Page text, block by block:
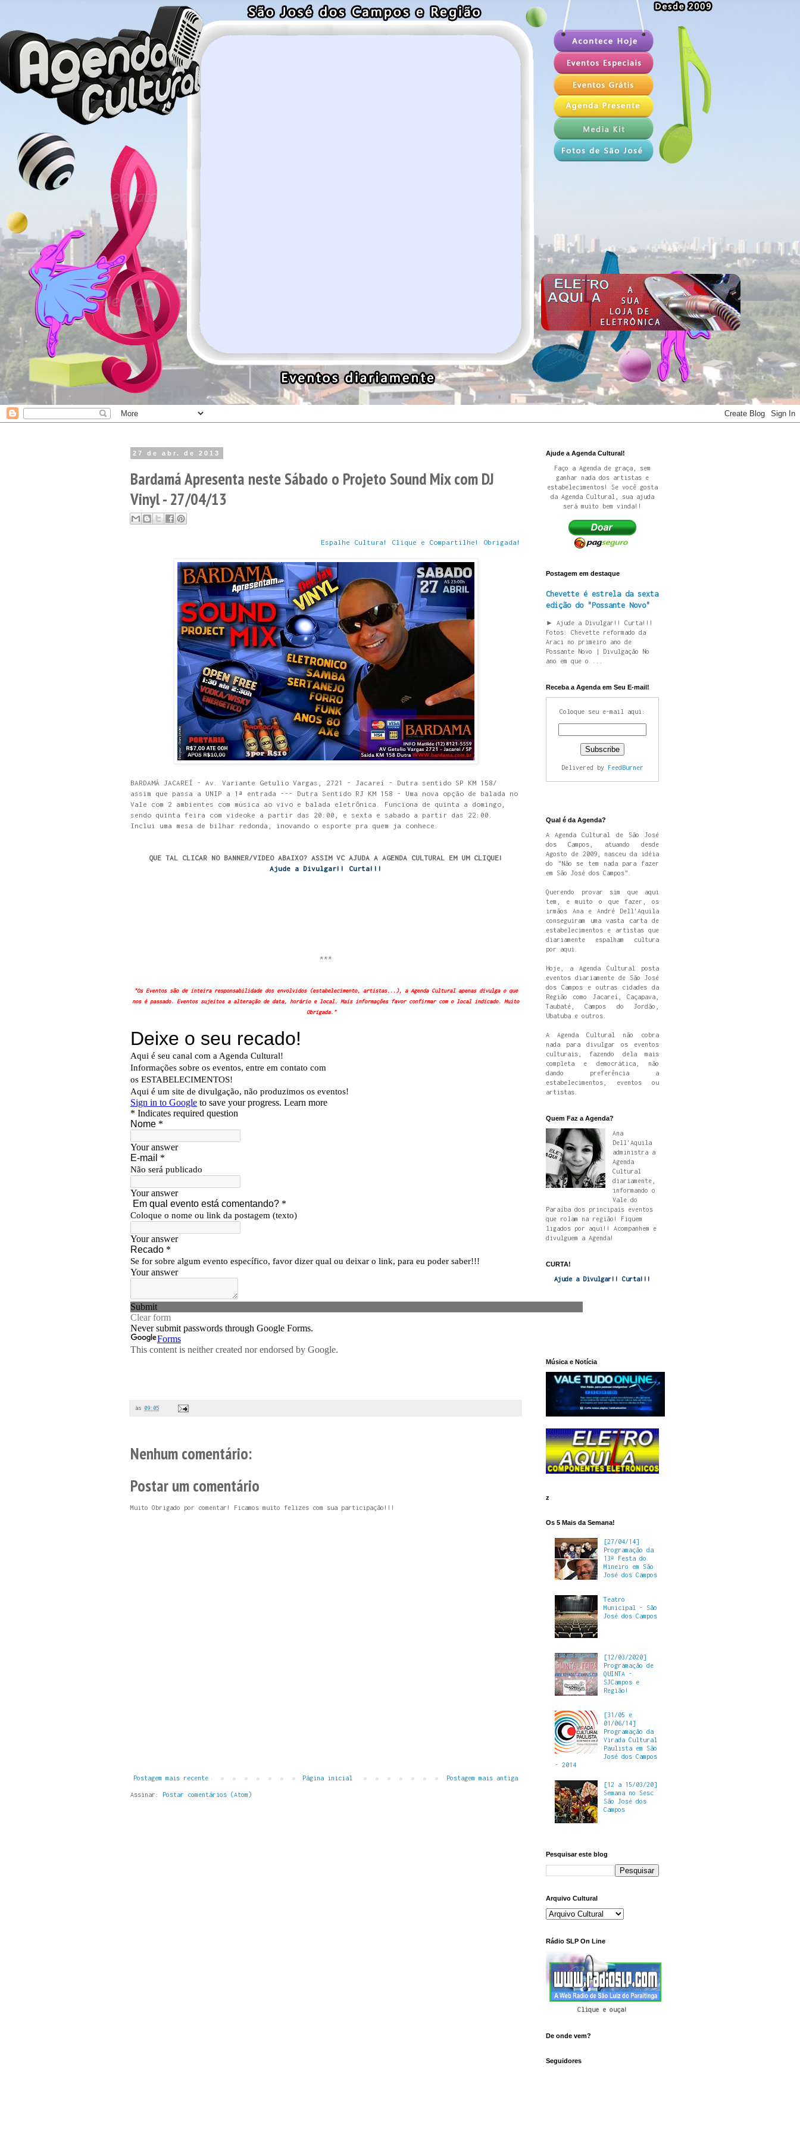
27 de abr. de 2013
Bardamá Apresenta neste Sábado o Projeto Sound Mix com DJ
Vinyl - 27/04/13
Espalhe Cultura! Clique e Compartilhe! Obrigada!
BARDAMÁ JACAREÍ - Av. Variante Getulio Vargas, 2721 - Jacareí - Dutra sentido SP KM 158/
assim que passa a UNIP a 1ª entrada --- Dutra Sentido RJ KM 158 - Uma nova opção de balada no
Vale com 2 ambientes com música ao vivo e balada eletrônica. Funciona de quinta a domingo,
sendo quinta feira com videoke a partir das 20:00, e sexta e sabado a partir das 22:00.
Inclui uma mesa de bilhar redonda, inovando o esporte pra quem ja conhece.
QUE TAL CLICAR NO BANNER/VIDEO ABAIXO? ASSIM VC AJUDA A AGENDA CULTURAL EM UM CLIQUE!
Ajude a Divulgar!! Curta!!!
***
"Os Eventos são de inteira responsabilidade dos envolvidos (estabelecimento, artistas...), a Agenda Cultural apenas divulga o que
nos é passado. Eventos sujeitos a alteração de data, horário e local. Mais informações favor confirmar com o local indicado. Muito
Obrigada."
às 09:05
Nenhum comentário:
Postar um comentário
Muito Obrigado por comentar! Ficamos muito felizes com sua participação!!!
Postagem mais recente Postagem mais antiga
Página inicial
Assinar: Postar comentários (Atom)
Ajude a Agenda Cultural!
Faço a Agenda de graça, sem
ganhar nada dos artistas e
estabelecimentos! Se você gosta
da Agenda Cultural, sua ajuda
será muito bem vinda!!
Postagem em destaque
Chevette é estrela da sexta
edição do "Possante Novo"
► Ajude a Divulgar!! Curta!!!
Fotos: Chevette reformado da
Araci no primeiro ano de
Possante Novo | Divulgação No
ano em que o ...
Receba a Agenda em Seu E-mail!
Coloque seu e-mail aqui:
Delivered by FeedBurner
Qual é da Agenda?
A Agenda Cultural de São José
dos Campos, atuando desde
Agosto de 2009, nasceu da idéia
do "Não se tem nada para fazer
em São José dos Campos".
Querendo provar sim que aqui
tem, e muito o que fazer, os
irmãos Ana e André Dell'Aquila
conseguiram uma vasta carta de
estabelecimentos e artistas que
diariamente espalham cultura
por aqui.
Hoje, a Agenda Cultural posta
eventos diariamente de São José
dos Campos e outras cidades da
Região como Jacareí, Caçapava,
Taubaté, Campos do Jordão,
Ubatuba e outros.
A Agenda Cultural não cobra
nada para divulgar os eventos
culturais, fazendo dela mais
completa e democrática, não
dando preferência a
estabelecimentos, eventos ou
artistas.
Quem Faz a Agenda?
Ana
Dell'Aquila
administra a
Agenda
Cultural
diariamente,
informando o
Vale do
Paraíba dos principais eventos
que rolam na região! Fiquem
ligados por aqui!! Acompanhem e
divulguem a Agenda!
CURTA!
Ajude a Divulgar!! Curta!!!
Música e Notícia
z
Os 5 Mais da Semana!
[27/04/14]
Programação da
13ª Festa do
Mineiro em São
José dos Campos
Teatro
Municipal - São
José dos Campos
[12/03/2020]
Programação de
QUINTA -
SJCampos e
Região!
[31/05 e
01/06/14]
Programação da
Virada Cultural
Paulista em São
José dos Campos
- 2014
[12 a 15/03/20]
Semana no Sesc
São José dos
Campos
Pesquisar este blog
Arquivo Cultural
Rádio SLP On Line
Clique e ouça!
De onde vem?
Seguidores